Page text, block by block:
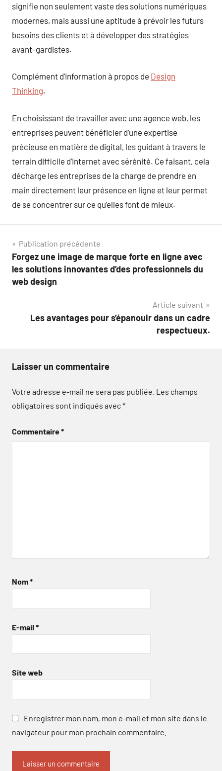
signifie non seulement vaste des solutions numériques
modernes, mais aussi une aptitude à prévoir les futurs
besoins des clients et à développer des stratégies
avant-gardistes.
Complément d’information à propos de Design
Thinking.
En choisissant de travailler avec une agence web, les
entreprises peuvent bénéficier d’une expertise
précieuse en matière de digital, les guidant à travers le
terrain difficile d’Internet avec sérénité. Ce faisant, cela
décharge les entreprises de la charge de prendre en
main directement leur présence en ligne et leur permet
de se concentrer sur ce qu’elles font de mieux.
Navigation
de
l’article
Publication précédente
Forgez une image de marque forte en ligne avec
les solutions innovantes d’des professionnels du
web design
Article suivant
Les avantages pour s’épanouir dans un cadre
respectueux.
Laisser un commentaire
Votre adresse e-mail ne sera pas publiée. Les champs
obligatoires sont indiqués avec*
Commentaire*
Nom*
E-mail *
Site web
Enregistrer mon nom, mon e-mail et mon site dans le
navigateur pour mon prochain commentaire.